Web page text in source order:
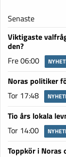
Senaste
Viktigaste
den?
Fre 06:00
Noras politiker
Tor 17:48
Tio års lokala
Tor 14:00
Toppkör i Noras